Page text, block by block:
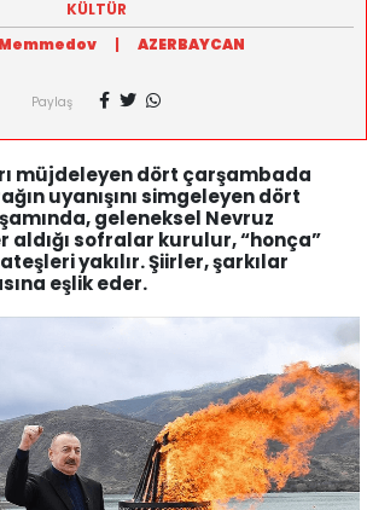
KÜLTÜR
| AZERBAYCAN
Paylaş
müjdeleyen dört çarşambada
uyanışını simgeleyen dört
geleneksel Nevruz
aldığı sofralar kurulur, “honça”
yakılır. Şiirler, şarkılar
eşlik eder.